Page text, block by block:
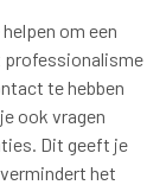
om een
professionalisme
te hebben
ook vragen
Dit geeft je
het